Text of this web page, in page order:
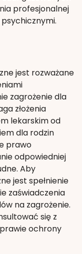
profesjonalnej
jest rozważane
zagrożenie dla
złożenia
lekarskim od
dla rodzin
prawo
odpowiedniej
Aby
jest spełnienie
zaświadczenia
na zagrożenie.
się z
ochrony